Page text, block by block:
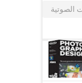
الصوتية